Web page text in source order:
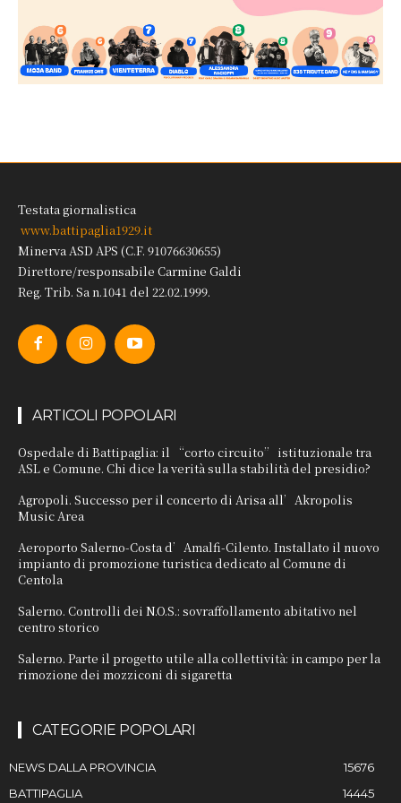
Testata giornalistica
www.battipaglia1929.it
Minerva ASD APS (C.F. 91076630655)
Direttore/responsabile Carmine Galdi
Reg. Trib. Sa n.1041 del 22.02.1999.
ARTICOLI POPOLARI
Ospedale di Battipaglia: il “corto circuito” istituzionale tra
ASL e Comune. Chi dice la verità sulla stabilità del presidio?
Agropoli. Successo per il concerto di Arisa all’Akropolis
Music Area
Aeroporto Salerno-Costa d’Amalfi-Cilento. Installato il nuovo
impianto di promozione turistica dedicato al Comune di
Centola
Salerno. Controlli dei N.O.S.: sovraffollamento abitativo nel
centro storico
Salerno. Parte il progetto utile alla collettività: in campo per la
rimozione dei mozziconi di sigaretta
CATEGORIE POPOLARI
NEWS DALLA PROVINCIA
15676
BATTIPAGLIA
14445